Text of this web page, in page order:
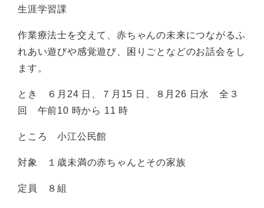
生涯学習課
作業療法士を交えて、赤ちゃんの未来につながるふ
れあい遊びや感覚遊び、困りごとなどのお話会をし
ます。
とき ６月24 日、７月15 日、８月26 日水 全３
回 午前10 時から 11 時
ところ 小江公民館
対象 １歳未満の赤ちゃんとその家族
定員 ８組